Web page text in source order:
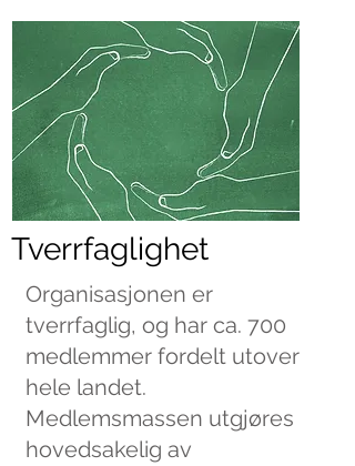
Tverrfaglighet
Organisasjonen er
tverrfaglig, og har ca. 700
medlemmer fordelt utover
hele landet.
Medlemsmassen utgjøres
hovedsakelig av